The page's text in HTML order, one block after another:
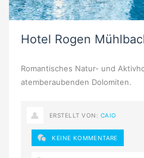
Hotel Rogen
Romantisches Natur- und
atemberaubenden Dolomiten.
ERSTELLT VON: CAIO
KEINE KOMMENTARE